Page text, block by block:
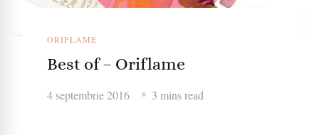
ORIFLAME
Best of – Oriflame
4 septembrie 2016 3 mins read